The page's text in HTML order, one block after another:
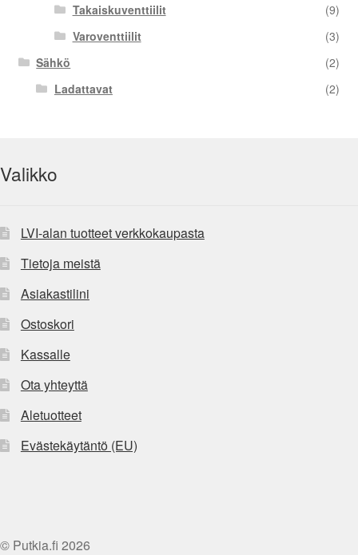
Takaiskuventtiilit
(9)
Varoventtiilit
(3)
Sähkö
(2)
Ladattavat
(2)
Valikko
LVI-alan tuotteet verkkokaupasta
Tietoja meistä
Asiakastilini
Ostoskori
Kassalle
Ota yhteyttä
Aletuotteet
Evästekäytäntö (EU)
© Putkia.fi 2026